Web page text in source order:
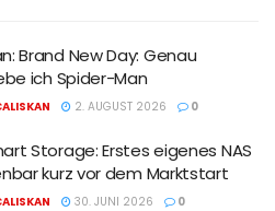
Brand New Day: Genau
ich Spider-Man
2. AUGUST 2026 0
Storage: Erstes eigenes NAS
kurz vor dem Marktstart
30. JUNI 2026 0